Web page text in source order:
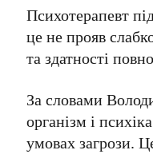
Психотерапевт
це не прояв
та здатності
За словами
організм і
умовах загрози.